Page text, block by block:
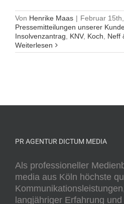
Von Henrike Maas | Februar
Pressemitteilungen unserer
Insolvenzantrag
KNV, Koch Neff
Weiterlesen
PR AGENTUR DICTUM MEDIA
Als professioneller
media aus Köln höchste
langjähriger Erfahrung